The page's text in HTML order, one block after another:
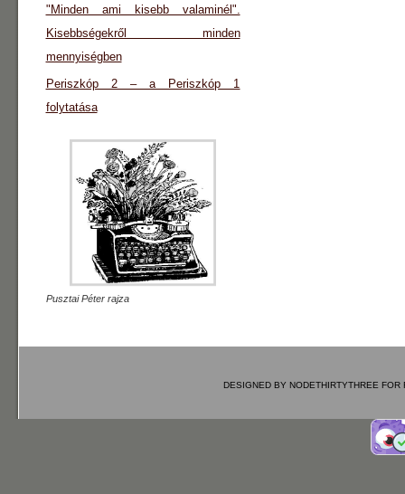
"Minden ami kisebb valaminél".
Kisebbségekről minden
mennyiségben
Periszkóp 2 – a Periszkóp 1
folytatása
Pusztai Péter rajza
DESIGNED BY NODETHIRTYTHREE FOR